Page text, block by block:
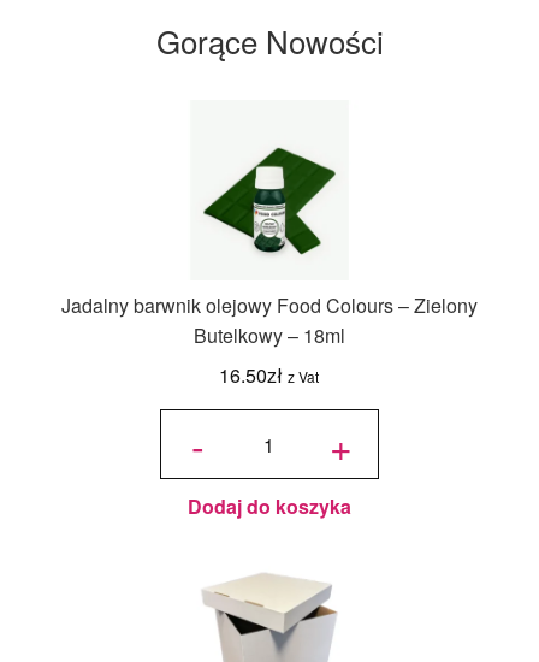
Gorące Nowości
Jadalny barwnik olejowy Food Colours – Zielony
Butelkowy – 18ml
16.50zł z Vat
-
ilość
olejowy
Food
Colours -
Zielony
Butelkowy
+
Dodaj do koszyka